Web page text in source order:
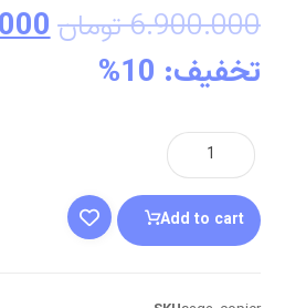
6.900.000تومان
تخفیف: 10%
Add to cart